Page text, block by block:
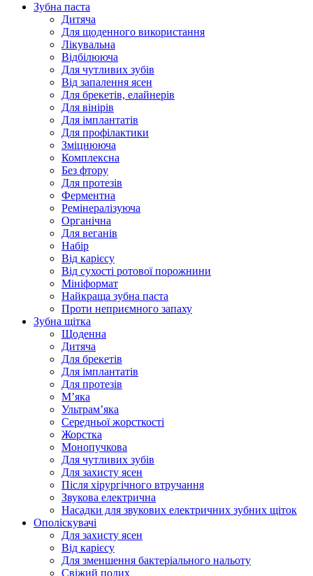
Зубна паста
Дитяча
Для щоденного використання
Лікувальна
Відбілююча
Для чутливих зубів
Від запалення ясен
Для брекетів, елайнерів
Для вінірів
Для імплантатів
Для профілактики
Зміцнююча
Комплексна
Без фтору
Для протезів
Ферментна
Ремінералізуюча
Органічна
Для веганів
Набір
Від карієсу
Від сухості ротової порожнини
Мініформат
Найкраща зубна паста
Проти неприємного запаху
Зубна щітка
Щоденна
Дитяча
Для брекетів
Для імплантатів
Для протезів
Мʼяка
Ультрамʼяка
Середньої жорсткості
Жорстка
Монопучкова
Для чутливих зубів
Для захисту ясен
Після хірургічного втручання
Звукова електрична
Насадки для звукових електричних зубних щіток
Ополіскувачі
Для захисту ясен
Від карієсу
Для зменшення бактеріального нальоту
Свіжий подих